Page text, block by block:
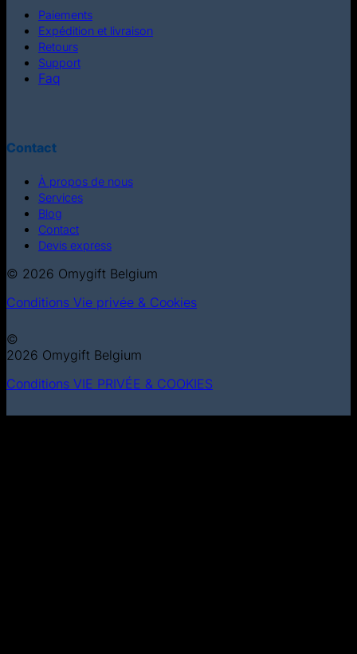
Paiements
Expédition et livraison
Retours
Support
Faq
Contact
À propos de nous
Services
Blog
Contact
Devis express
© 2026 Omygift Belgium
Conditions Vie privée & Cookies
©
2026 Omygift Belgium
Conditions VIE PRIVÉE & COOKIES